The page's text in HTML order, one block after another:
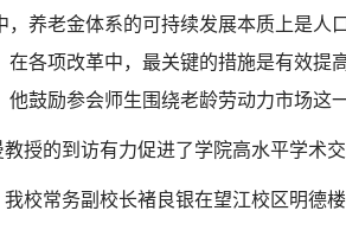
，养老金体系的可持续发展本质上是人
在各项改革中，最关键的措施是有效提
他鼓励参会师生围绕老龄劳动力市场这
教授的到访有力促进了学院高水平学术
校常务副校长褚良银在望江校区明德